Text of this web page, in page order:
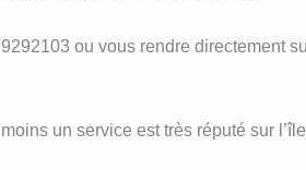
ou vous rendre directement
un service est très réputé sur